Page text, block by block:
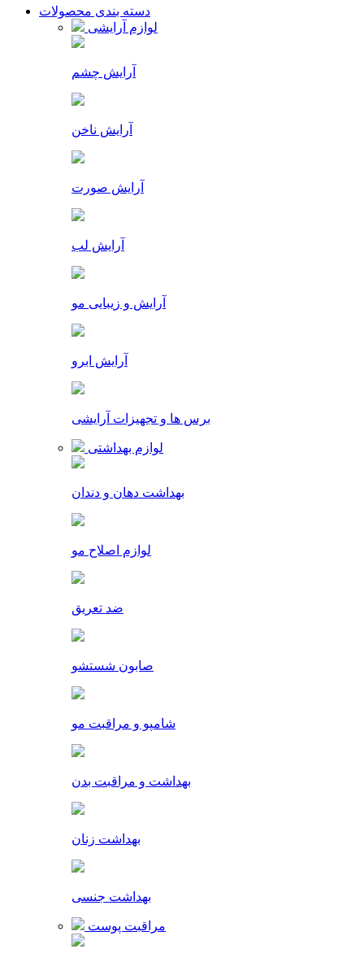
دسته بندی محصولات
لوازم آرایشی
آرایش چشم
آرایش ناخن
آرایش صورت
آرایش لب
آرایش و زیبایی مو
آرایش ابرو
برس ها و تجهیزات آرایشی
لوازم بهداشتی
بهداشت دهان و دندان
لوازم اصلاح مو
ضد تعریق
صابون شستشو
شامپو و مراقبت مو
بهداشت و مراقبت بدن
بهداشت زنان
بهداشت جنسی
مراقبت پوست